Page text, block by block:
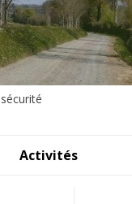
Activités